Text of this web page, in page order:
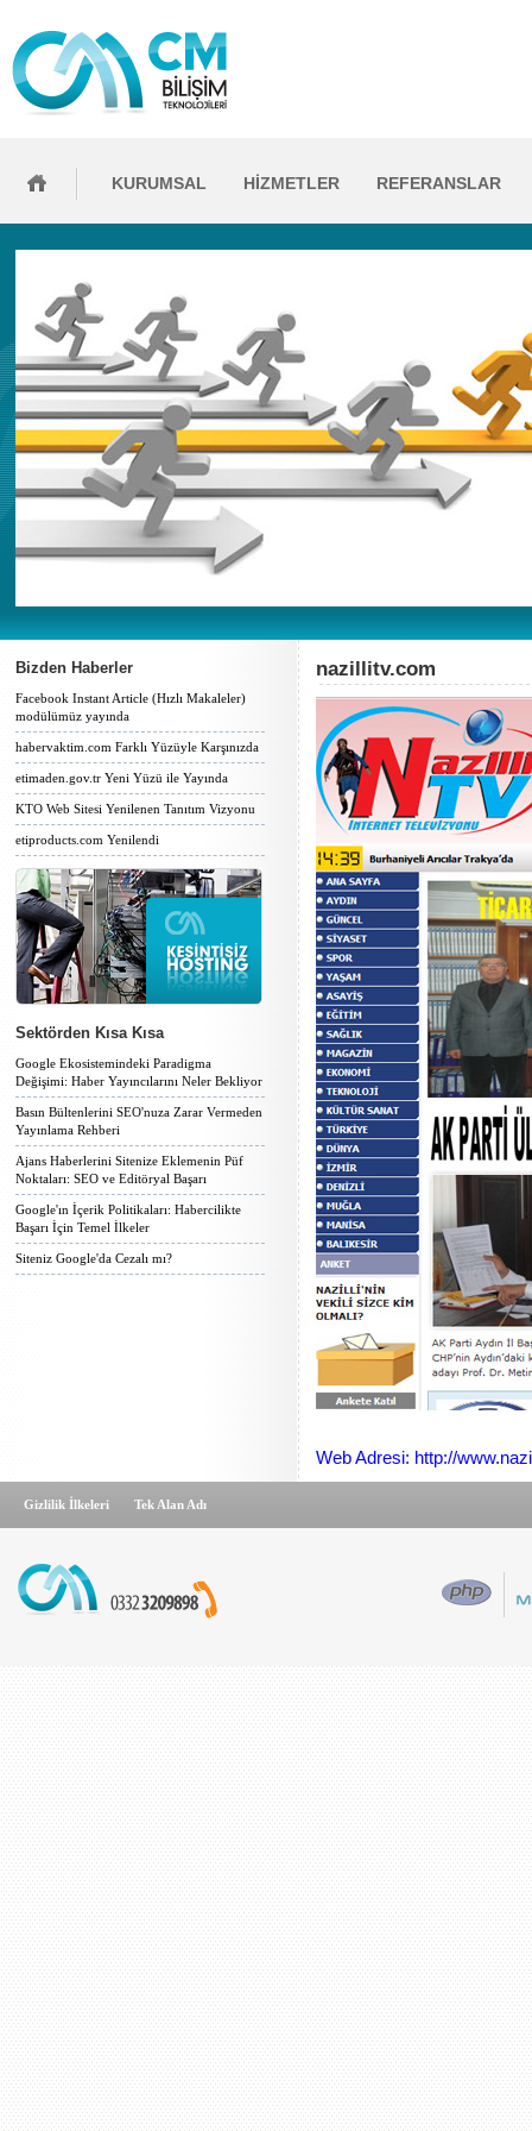
KURUMSAL HİZMETLER REFERANSLAR
Bizden Haberler
Facebook Instant Article (Hızlı Makaleler)
modülümüz yayında
habervaktim.com Farklı Yüzüyle Karşınızda
etimaden.gov.tr Yeni Yüzü ile Yayında
KTO Web Sitesi Yenilenen Tanıtım Vizyonu
etiproducts.com Yenilendi
Sektörden Kısa Kısa
Google Ekosistemindeki Paradigma
Değişimi: Haber Yayıncılarını Neler Bekliyor
Basın Bültenlerini SEO'nuza Zarar Vermeden
Yayınlama Rehberi
Ajans Haberlerini Sitenize Eklemenin Püf
Noktaları: SEO ve Editöryal Başarı
Google'ın İçerik Politikaları: Habercilikte
Başarı İçin Temel İlkeler
Siteniz Google'da Cezalı mı?
nazillitv.com
Web Adresi: http://
Gizlilik İlkeleri Tek Alan Adı